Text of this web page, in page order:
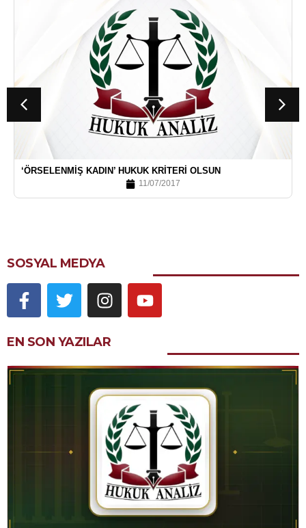
‘ÖRSELENMIŞ KADIN’ HUKUK KRITERI OLSUN
11/07/2017
SOSYAL MEDYA
EN SON YAZILAR